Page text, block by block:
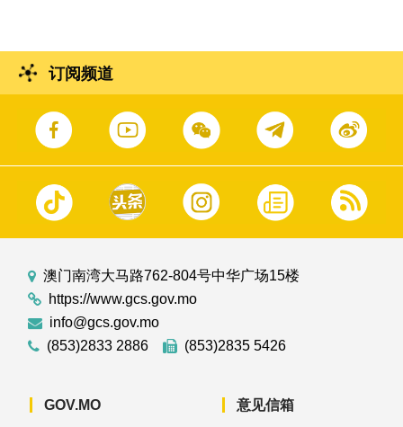
订阅频道
澳门南湾大马路762-804号中华广场15楼
https://www.gcs.gov.mo
info@gcs.gov.mo
(853)2833 2886
(853)2835 5426
GOV.MO 意见信箱